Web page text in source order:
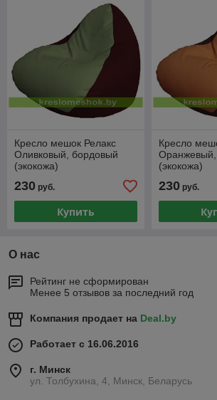
Кресло мешок Релакс
Оливковый, бордовый
(экокожа)
230 руб.
Купить
Кресло
(экокожа)
230руб.
О нас
Рейтинг не сформирован
Менее 5 отзывов за последний год
Компания продает на Deal.by
Работает с 16.06.2016
г. Минск
ул. Толбухина, 4, Минск, Беларусь